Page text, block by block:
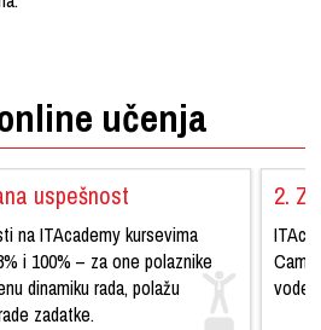
učenja
uspešnost
na ITAcademy kursevima
i 100% – za one polaznike
dinamiku rada, polažu
zadatke.
2.